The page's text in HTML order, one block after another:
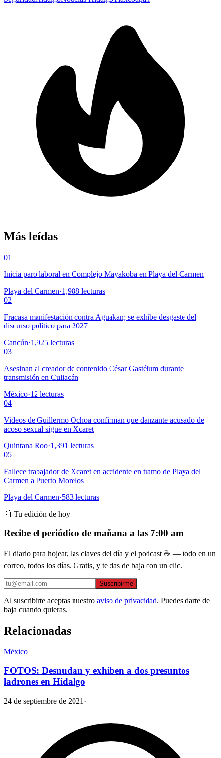
Más leídas
01
Inicia paro laboral en Complejo Mayakoba en Playa del Carmen
Playa del Carmen·1,988 lecturas
02
Fracasa manifestación contra Aguakan; se exhibe desgaste del
discurso político para 2027
Cancún·1,925 lecturas
03
Asesinan al creador de contenido César Gastélum durante
transmisión en Culiacán
México·12 lecturas
04
Videos de Guillermo Ochoa confirman que danzante acusado de
acoso sexual sigue en Xcaret
Quintana Roo·1,391 lecturas
05
Fallece trabajador de Xcaret en accidente en tramo de Playa del
Carmen a Puerto Morelos
Playa del Carmen·583 lecturas
📰 Tu edición de hoy
Recibe el periódico de mañana a las 7:00 am
El diario para hojear, las claves del día y el podcast ☕ — todo en un
correo, todos los días. Gratis, y te das de baja con un clic.
Suscribirme
Al suscribirte aceptas nuestro aviso de privacidad. Puedes darte de
baja cuando quieras.
Relacionadas
México
FOTOS: Desnudan y exhiben a dos presuntos
ladrones en Hidalgo
24 de septiembre de 2021 ·